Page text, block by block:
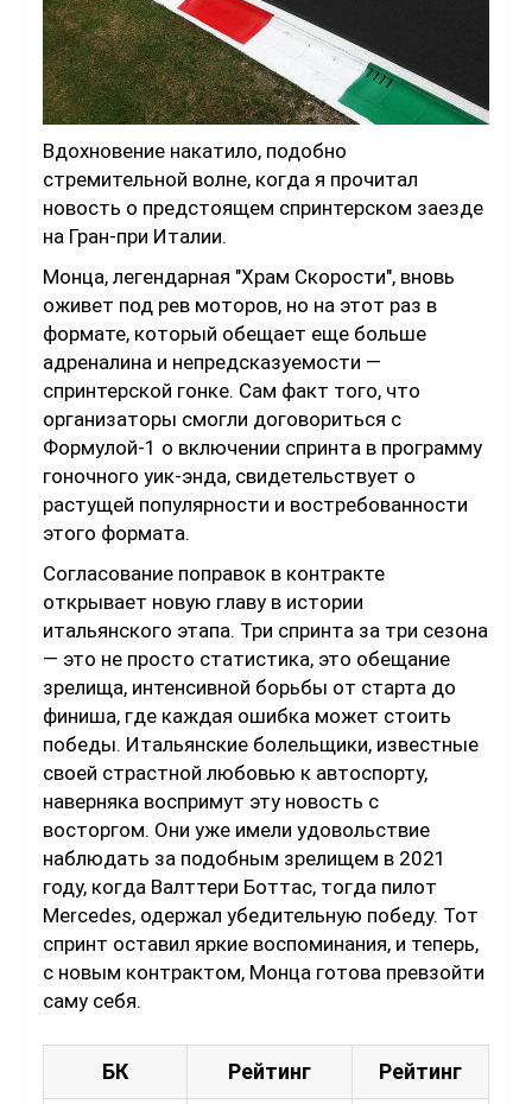
Вдохновение накатило, подобно
стремительной волне, когда я прочитал
новость о предстоящем спринтерском заезде
на Гран-при Италии.
Монца, легендарная "Храм Скорости", вновь
оживет под рев моторов, но на этот раз в
формате, который обещает еще больше
адреналина и непредсказуемости —
спринтерской гонке. Сам факт того, что
организаторы смогли договориться с
Формулой-1 о включении спринта в программу
гоночного уик-энда, свидетельствует о
растущей популярности и востребованности
этого формата.
Согласование поправок в контракте
открывает новую главу в истории
итальянского этапа. Три спринта за три сезона
— это не просто статистика, это обещание
зрелища, интенсивной борьбы от старта до
финиша, где каждая ошибка может стоить
победы. Итальянские болельщики, известные
своей страстной любовью к автоспорту,
наверняка воспримут эту новость с
восторгом. Они уже имели удовольствие
наблюдать за подобным зрелищем в 2021
году, когда Валттери Боттас, тогда пилот
Mercedes, одержал убедительную победу. Тот
спринт оставил яркие воспоминания, и теперь,
с новым контрактом, Монца готова превзойти
саму себя.
БК Рейтинг Рейтинг